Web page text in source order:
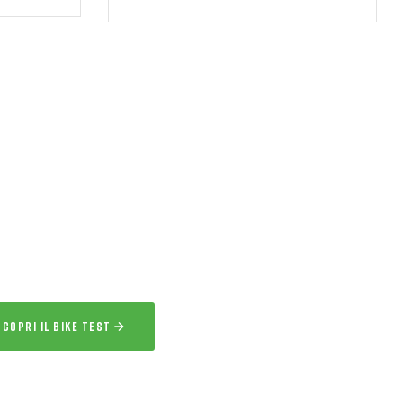
IL BIKE TEST